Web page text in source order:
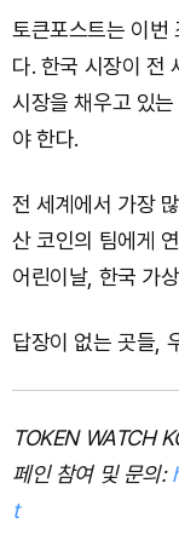
토큰포스트는 이번
다. 한국 시장이 전
시장을 채우고 있
야 한다.
전 세계에서 가장
산 코인의 팀에게
어린이날, 한국 가
답장이 없는 곳들,
TOKEN WATCH
페인 참여 및 문의:
t